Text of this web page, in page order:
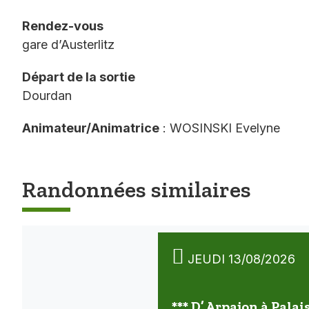
Rendez-vous
gare d’Austerlitz
Départ de la sortie
Dourdan
Animateur/Animatrice : WOSINSKI Evelyne
Randonnées similaires
JEUDI 13/08/2026